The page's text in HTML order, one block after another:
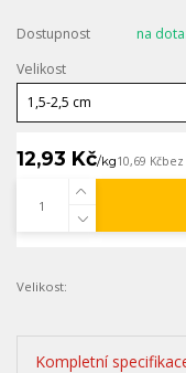
Dostupnost
na
Velikost
12,93 Kč/kg10,69 Kčbez
Velikost:
Kompletní